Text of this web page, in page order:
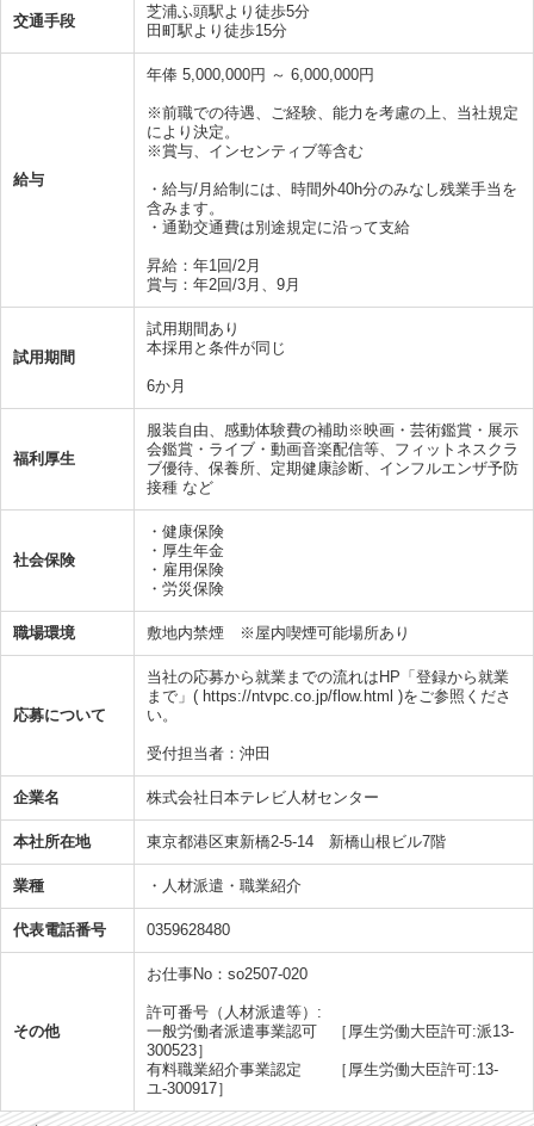
交通手段
芝浦ふ頭駅より徒歩5分
田町駅より徒歩15分
給与
年俸 5,000,000円 ～ 6,000,000円
※前職での待遇、ご経験、能力を考慮の上、当社規定
により決定。
※賞与、インセンティブ等含む
・給与/月給制には、時間外40h分のみなし残業手当を
含みます。
・通勤交通費は別途規定に沿って支給
昇給：年1回/2月
賞与：年2回/3月、9月
試用期間
試用期間あり
本採用と条件が同じ
6か月
福利厚生
服装自由、感動体験費の補助※映画・芸術鑑賞・展示
会鑑賞・ライブ・動画音楽配信等、フィットネスクラ
ブ優待、保養所、定期健康診断、インフルエンザ予防
接種 など
社会保険
・健康保険
・厚生年金
・雇用保険
・労災保険
職場環境 敷地内禁煙 ※屋内喫煙可能場所あり
応募について
当社の応募から就業までの流れはHP「登録から就業
まで」( https://ntvpc.co.jp/flow.html )をご参照くださ
い。
受付担当者：沖田
企業名 株式会社日本テレビ人材センター
本社所在地 東京都港区東新橋2-5-14 新橋山根ビル7階
業種 ・人材派遣・職業紹介
代表電話番号 0359628480
その他
お仕事No：so2507-020
許可番号（人材派遣等）:
一般労働者派遣事業認可 ［厚生労働大臣許可:派13-
300523］
有料職業紹介事業認定 ［厚生労働大臣許可:13-
ユ-300917］